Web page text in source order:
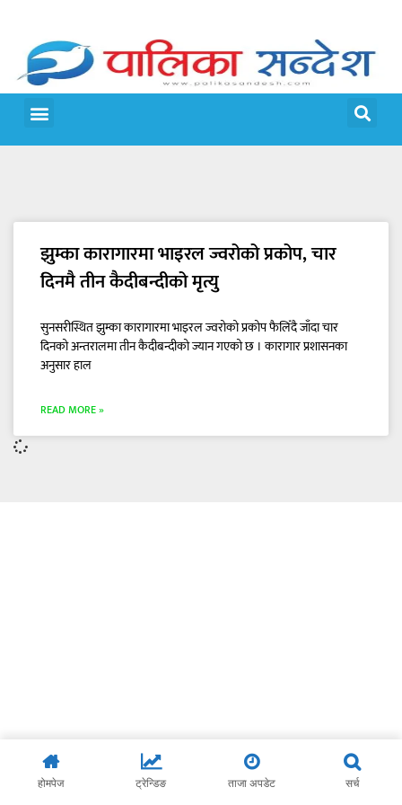
झुम्का कारागारमा भाइरल ज्वरोको प्रकोप, चार
दिनमै तीन कैदीबन्दीको मृत्यु
सुनसरीस्थित झुम्का कारागारमा भाइरल ज्वरोको प्रकोप फैलिँदै जाँदा चार
दिनको अन्तरालमा तीन कैदीबन्दीको ज्यान गएको छ । कारागार प्रशासनका
अनुसार हाल
READ MORE »
होमपेज ट्रेन्डिङ ताजा अपडेट सर्च